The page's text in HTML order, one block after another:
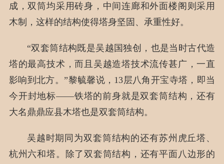
成，双筒均采用砖身，中间连廊和外面楼阁则采用
木制，这样的结构使得塔身坚固、承重性好。
“双套筒结构既是吴越国独创，也是当时古代造
塔的最高技术，而且吴越造塔技术流传甚广，一直
影响到北方。”黎毓馨说，13层八角开宝寺塔，即当
今开封地标——铁塔的前身就是双套筒结构，还有
大名鼎鼎应县木塔也是双套筒结构。
吴越时期同为双套筒结构的还有苏州虎丘塔、
杭州六和塔。除了双套筒结构，还有平面八边形的